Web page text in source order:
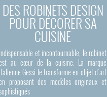
DES ROBINETS DESIGN
POUR DÉCORER SA
CUISINE
Indispensable et incontournable, le robinet
au cœur de la cuisine. La marque
italienne Gessi le transforme en objet d’art
proposant des modèles originaux et